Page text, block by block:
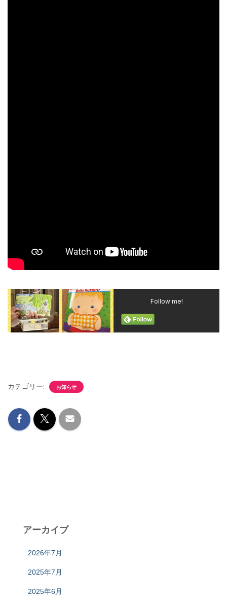
Follow me!
カテゴリー: お知らせ
アーカイブ
2026年7月
2025年7月
2025年6月